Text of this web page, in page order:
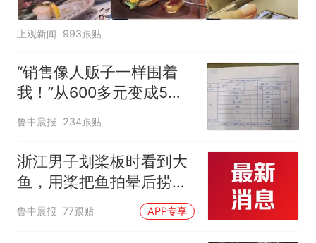
上观新闻 993跟贴
“销售像人贩子一样围着
我！”从600多元变成5万
元，57岁保洁阿姨做医美
后眼睛肿到流泪、视物模
糊
鲁中晨报 234跟贴
浙江男子划桨板时看到大
鱼，用桨把鱼拍晕后捞
起；当事人：鱼重7斤6
两，做成红烧辣子鱼块，
鲁中晨报 77跟贴 APP专享